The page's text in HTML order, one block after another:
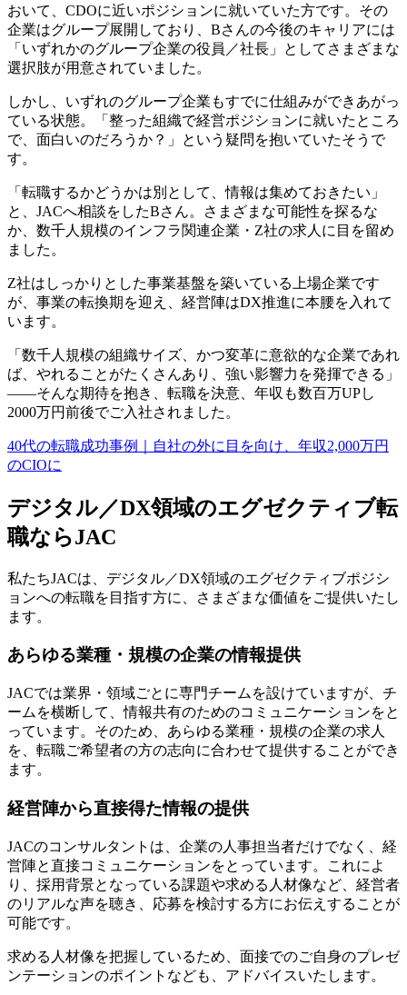
おいて、CDOに近いポジションに就いていた方です。その
企業はグループ展開しており、Bさんの今後のキャリアには
「いずれかのグループ企業の役員／社長」としてさまざまな
選択肢が用意されていました。
しかし、いずれのグループ企業もすでに仕組みができあがっ
ている状態。「整った組織で経営ポジションに就いたところ
で、面白いのだろうか？」という疑問を抱いていたそうで
す。
「転職するかどうかは別として、情報は集めておきたい」
と、JACへ相談をしたBさん。さまざまな可能性を探るな
か、数千人規模のインフラ関連企業・Z社の求人に目を留め
ました。
Z社はしっかりとした事業基盤を築いている上場企業です
が、事業の転換期を迎え、経営陣はDX推進に本腰を入れて
います。
「数千人規模の組織サイズ、かつ変革に意欲的な企業であれ
ば、やれることがたくさんあり、強い影響力を発揮できる」
――そんな期待を抱き、転職を決意、年収も数百万UPし
2000万円前後でご入社されました。
40代の転職成功事例｜自社の外に目を向け、年収2,000万円
のCIOに
デジタル／DX領域のエグゼクティブ転
職ならJAC
私たちJACは、デジタル／DX領域のエグゼクティブポジシ
ョンへの転職を目指す方に、さまざまな価値をご提供いたし
ます。
あらゆる業種・規模の企業の情報提供
JACでは業界・領域ごとに専門チームを設けていますが、チ
ームを横断して、情報共有のためのコミュニケーションをと
っています。そのため、あらゆる業種・規模の企業の求人
を、転職ご希望者の方の志向に合わせて提供することができ
ます。
経営陣から直接得た情報の提供
JACのコンサルタントは、企業の人事担当者だけでなく、経
営陣と直接コミュニケーションをとっています。これによ
り、採用背景となっている課題や求める人材像など、経営者
のリアルな声を聴き、応募を検討する方にお伝えすることが
可能です。
求める人材像を把握しているため、面接でのご自身のプレゼ
ンテーションのポイントなども、アドバイスいたします。